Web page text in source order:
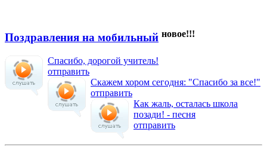
Поздравления на мобильный новое!!!
Спасибо, дорогой учитель!
отправить
Скажем хором сегодня: "Спасибо за все!"
отправить
Как жаль, осталась школа
позади! - песня
отправить